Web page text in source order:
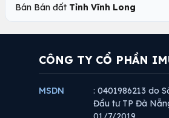
Bán Bán đất Tỉnh Vĩnh Long
CÔNG TY CỔ PHẦN
MSDN
: 0401986213 do
Đầu tư TP Đà